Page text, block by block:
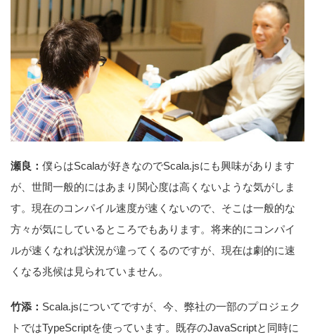
瀬良： 僕らはScalaが好きなのでScala.jsにも興味があります
が、世間一般的にはあまり関心度は高くないような気がしま
す。現在のコンパイル速度が速くないので、そこは一般的な
方々が気にしているところでもあります。将来的にコンパイ
ルが速くなれば状況が違ってくるのですが、現在は劇的に速
くなる兆候は見られていません。
竹添： Scala.jsについてですが、今、弊社の一部のプロジェク
トではTypeScriptを使っています。既存のJavaScriptと同時に